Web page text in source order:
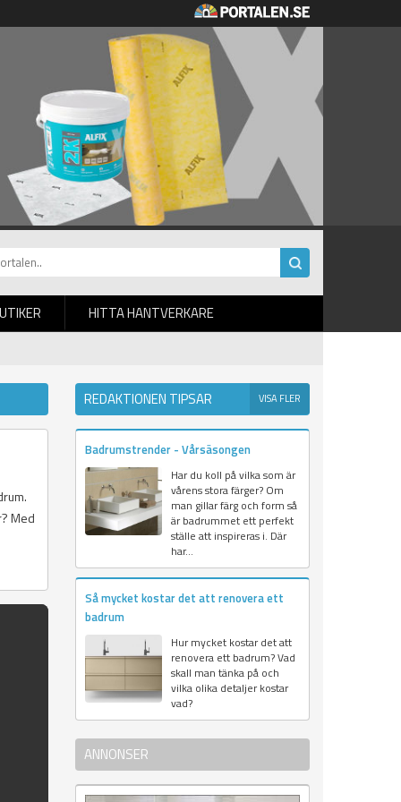
HITTA HANTVERKARE
Med
REDAKTIONEN TIPSAR VISA FLER
Badrumstrender - Vårsäsongen
Har du koll på vilka som är
vårens stora färger? Om
man gillar färg och form så
är badrummet ett perfekt
ställe att inspireras i. Där
har...
Så mycket kostar det att renovera ett
badrum
Hur mycket kostar det att
renovera ett badrum? Vad
skall man tänka på och
vilka olika detaljer kostar
vad?
ANNONSER